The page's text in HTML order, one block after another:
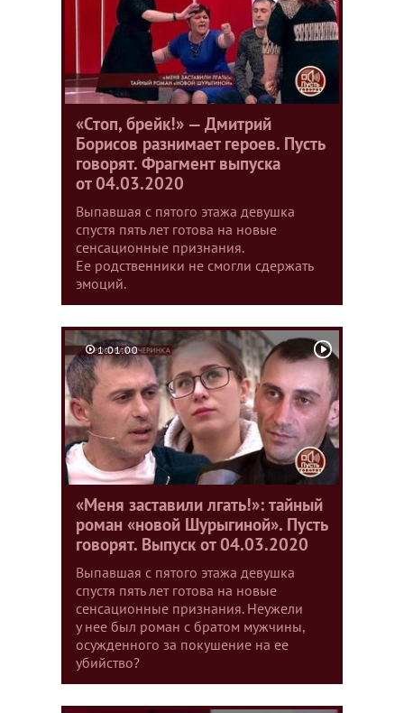
«Стоп, брейк!» — Дмитрий
Борисов разнимает героев. Пусть
говорят. Фрагмент выпуска
от 04.03.2020
Выпавшая с пятого этажа девушка
спустя пять лет готова на новые
сенсационные признания.
Ее родственники не смогли сдержать
эмоций.
1:01:00
«Меня заставили лгать!»: тайный
роман «новой Шурыгиной». Пусть
говорят. Выпуск от 04.03.2020
Выпавшая с пятого этажа девушка
спустя пять лет готова на новые
сенсационные признания. Неужели
у нее был роман с братом мужчины,
осужденного за покушение на ее
убийство?